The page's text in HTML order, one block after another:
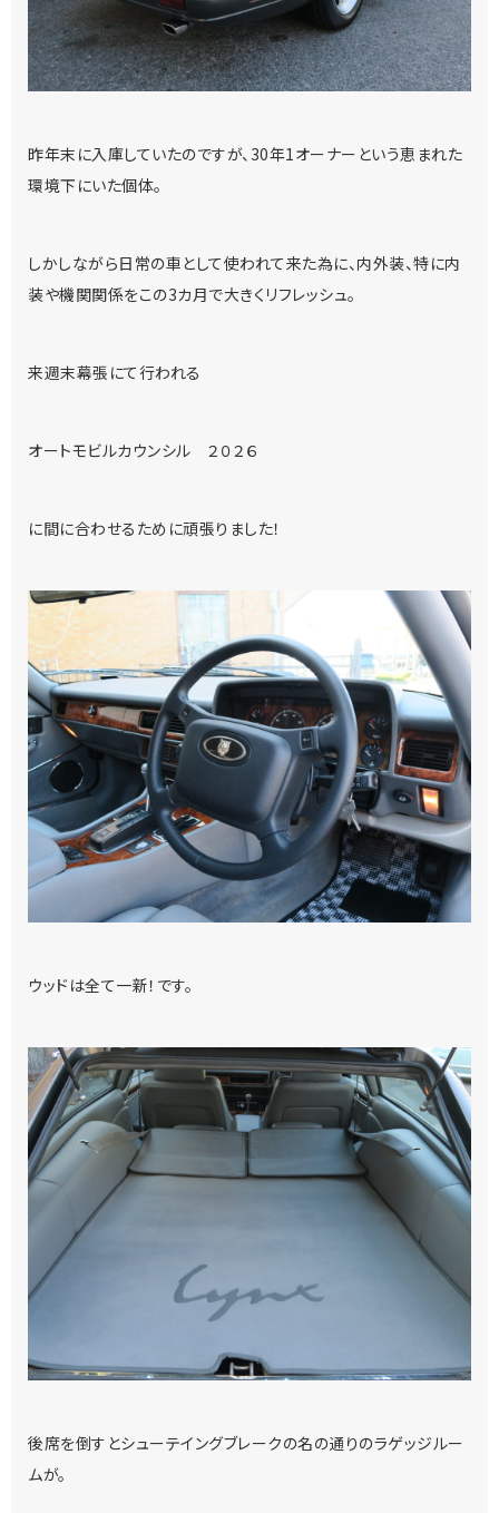
昨年末に入庫していたのですが、30年1オーナーという恵まれた
環境下にいた個体。
しかしながら日常の車として使われて来た為に、内外装、特に内
装や機関関係をこの3カ月で大きくリフレッシュ。
来週末幕張にて行われる
オートモビルカウンシル ２０２６
に間に合わせるために頑張りました！
ウッドは全て一新！です。
後席を倒すとシューテイングブレークの名の通りのラゲッジルー
ムが。